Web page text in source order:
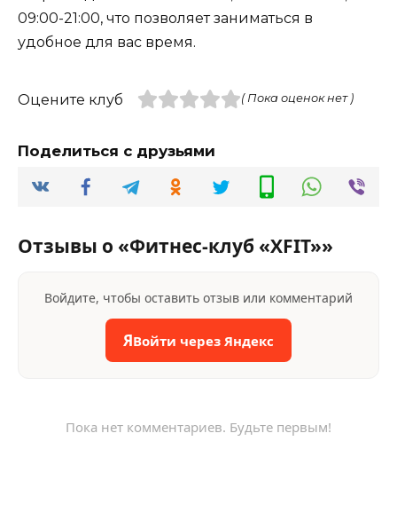
09:00-21:00, что позволяет заниматься в
удобное для вас время.
Оцените клуб ( Пока оценок нет )
Поделиться с друзьями
Отзывы о «Фитнес-клуб «XFIT»»
Войдите, чтобы оставить отзыв или комментарий
ЯВойти через Яндекс
Пока нет комментариев. Будьте первым!